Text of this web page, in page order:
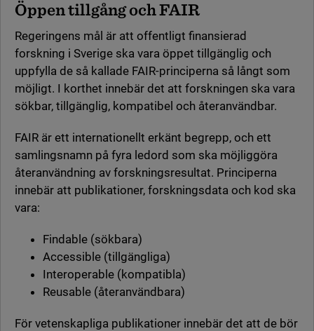
Öppen tillgång och FAIR
Regeringens mål är att offentligt finansierad
forskning i Sverige ska vara öppet tillgänglig och
uppfylla de så kallade FAIR-principerna så långt som
möjligt. I korthet innebär det att forskningen ska vara
sökbar, tillgänglig, kompatibel och återanvändbar.
FAIR är ett internationellt erkänt begrepp, och ett
samlingsnamn på fyra ledord som ska möjliggöra
återanvändning av forskningsresultat. Principerna
innebär att publikationer, forskningsdata och kod ska
vara:
Findable (sökbara)
Accessible (tillgängliga)
Interoperable (kompatibla)
Reusable (återanvändbara)
För vetenskapliga publikationer innebär det att de bör